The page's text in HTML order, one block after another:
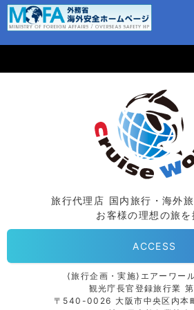
旅行代理店 国内旅行・海外
お客様の理想の旅を
ACCESS
⟨旅行企画・実施⟩エアーワー
観光庁長官登録旅行業
〒540-0026 大阪市中央区内